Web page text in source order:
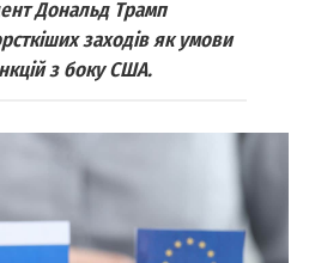
Дональд Трамп
заходів як умови
з боку США.